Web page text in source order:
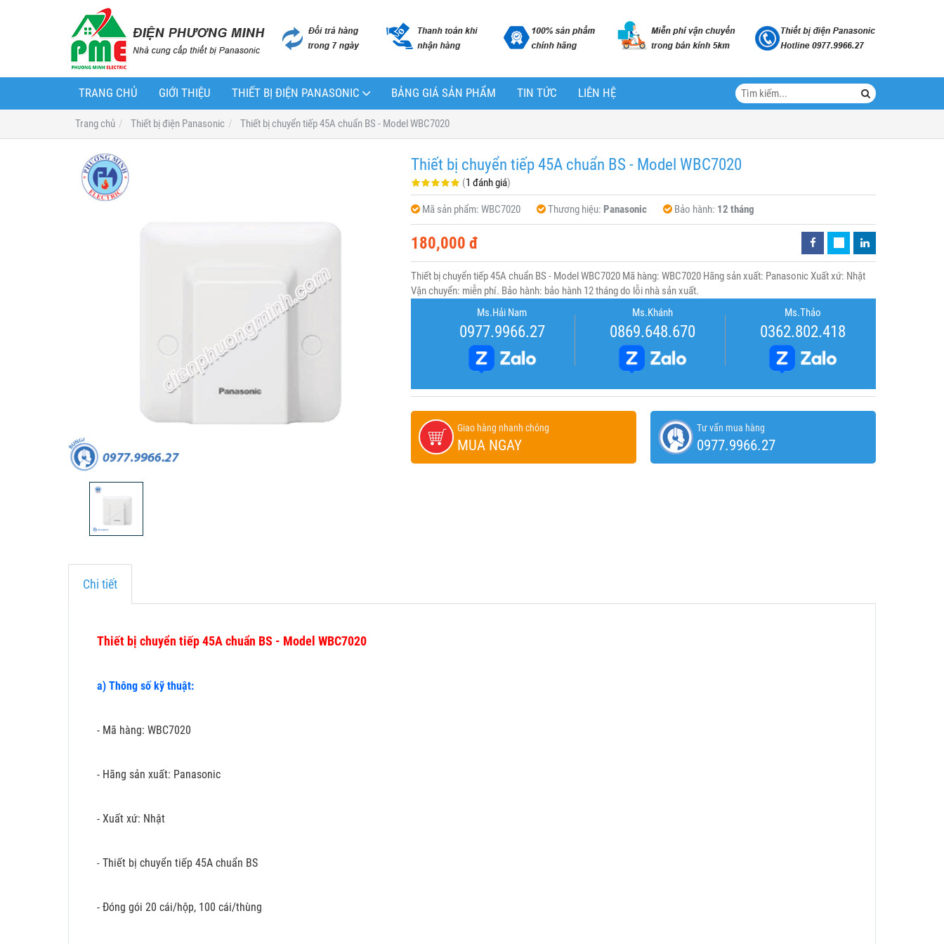
TRANG CHỦ GIỚI THIỆU THIẾT BỊ ĐIỆN PANASONIC BẢNG GIÁ SẢN PHẨM TIN TỨC LIÊN HỆ
Trang chủ Thiết bị điện Panasonic Thiết bị chuyển tiếp 45A chuẩn BS - Model WBC7020
Thiết bị chuyển tiếp 45A chuẩn BS - Model WBC7020
(1 đánh giá)
Mã sản phẩm: WBC7020 Thương hiệu: Panasonic Bảo hành: 12 tháng
180,000 đ
Thiết bị chuyển tiếp 45A chuẩn BS - Model WBC7020 Mã hàng: WBC7020 Hãng sản xuất: Panasonic Xuất xứ: Nhật
Vận chuyển: miễn phí. Bảo hành: bảo hành 12 tháng do lỗi nhà sản xuất.
Ms.Hải Nam
0977.9966.27
Ms.Khánh
0869.648.670
Ms.Thảo
0362.802.418
Giao hàng nhanh chóng
MUA NGAY
Tư vấn mua hàng
0977.9966.27
Chi tiết
Thiết bị chuyển tiếp 45A chuẩn BS - Model WBC7020
a) Thông số kỹ thuật:
- Mã hàng: WBC7020
- Hãng sản xuất: Panasonic
- Xuất xứ: Nhật
- Thiết bị chuyển tiếp 45A chuẩn BS
- Đóng gói 20 cái/hộp, 100 cái/thùng